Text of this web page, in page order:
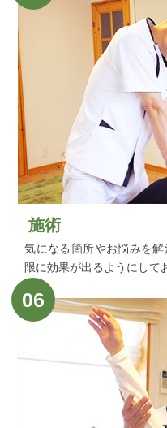
施術
気になる箇所やお悩みを
限に効果が出るようにして
06